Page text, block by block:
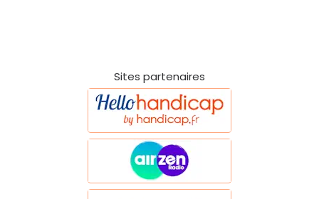
Sites partenaires